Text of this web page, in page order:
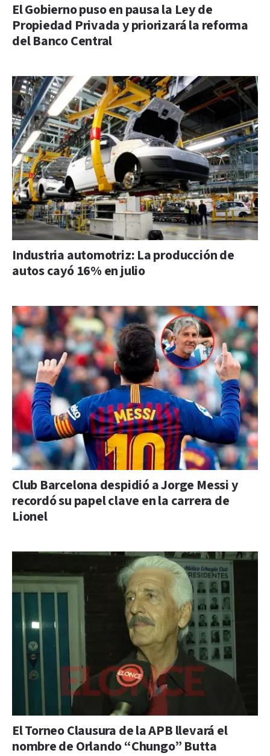
El Gobierno puso en pausa la Ley de
Propiedad Privada y priorizará la reforma
del Banco Central
Industria automotriz: La producción de
autos cayó 16% en julio
Club Barcelona despidió a Jorge Messi y
recordó su papel clave en la carrera de
Lionel
El Torneo Clausura de la APB llevará el
nombre de Orlando “Chungo” Butta